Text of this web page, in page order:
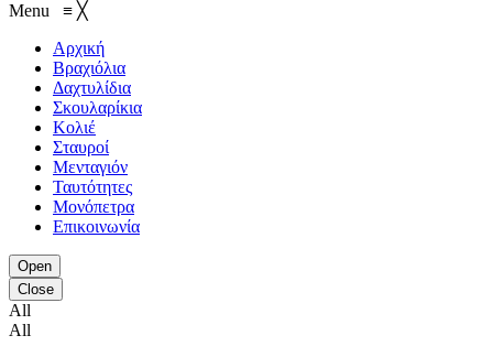
Menu ≡ ╳
Αρχική
Βραχιόλια
Δαχτυλίδια
Σκουλαρίκια
Κολιέ
Σταυροί
Μενταγιόν
Ταυτότητες
Μονόπετρα
Επικοινωνία
Open
Close
All
All